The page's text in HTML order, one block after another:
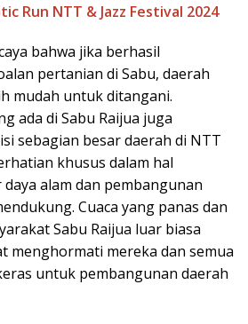
Run NTT & Jazz Festival 2024
bahwa jika berhasil
pertanian di Sabu, daerah
mudah untuk ditangani.
ada di Sabu Raijua juga
sebagian besar daerah di NTT
khusus dalam hal
alam dan pembangunan
Cuaca yang panas dan
Sabu Raijua luar biasa
menghormati mereka dan semua
untuk pembangunan daerah